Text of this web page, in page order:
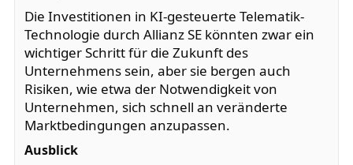
Die Investitionen in KI-gesteuerte Telematik-
Technologie durch Allianz SE könnten zwar ein
wichtiger Schritt für die Zukunft des
Unternehmens sein, aber sie bergen auch
Risiken, wie etwa der Notwendigkeit von
Unternehmen, sich schnell an veränderte
Marktbedingungen anzupassen.
Ausblick